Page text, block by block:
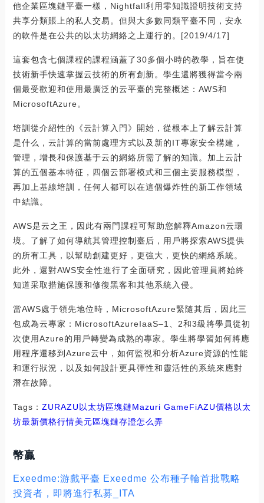
他企業區塊鏈平臺一樣，Nightfall利用零知識證明技術支持
共享分類賬上的私人交易。但與大多數同類平臺不同，安永
的軟件是在公共的以太坊網絡之上運行的。[2019/4/17]
這套包含七個課程的課程涵蓋了30多個小時的教學，旨在使
技術新手快速掌握云技術的所有創新。學生還將獲得當今兩
個最受歡迎和使用最廣泛的云平臺的完整概述：AWS和
MicrosoftAzure。
培訓從介紹性的《云計算入門》開始，從根本上了解云計算
是什么，云計算的當前處理方式以及新的IT專家安全構建，
管理，增長和保護基于云的網絡所需了解的知識。加上云計
算的五個基本特征，四個云部署模式和三個主要服務模型，
再加上基線培訓，任何人都可以在這個爆炸性的新工作領域
中結識。
AWS是云之王，因此有兩門課程可幫助您解釋Amazon云環
境。了解了如何導航其管理控制臺后，用戶將探索AWS提供
的所有工具，以幫助創建更好，更強大，更快的網絡系統。
此外，還對AWS安全性進行了全面研究，因此管理員將始終
知道采取措施保護和修復黑客和其他系統入侵。
當AWS處于領先地位時，MicrosoftAzure緊隨其后，因此三
包成為云專家：MicrosoftAzureIaaS–1、2和3級將學員從初
次使用Azure的用戶轉變為成熟的專家。學生將學習如何將應
用程序遷移到Azure云中，如何監視和分析Azure資源的性能
和運行狀況，以及如何設計更具彈性和靈活性的系統來應對
潛在故障。
Tags： ZURAZU 以太坊區塊鏈Mazuri GameFiAZU價格以太
坊最新價格行情美元區塊鏈存證怎么弄
幣贏
Exeedme:游戲平臺 Exeedme 公布種子輪首批戰略
投資者，即將進行私募_ITA